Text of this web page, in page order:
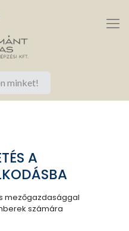
minket!
A
mezőgazdasággal
számára